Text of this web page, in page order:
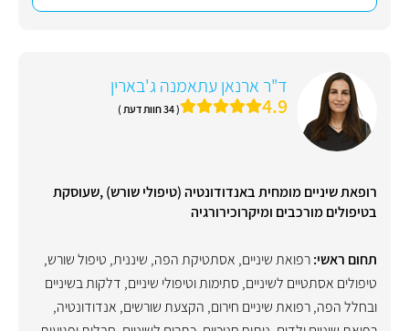
ד"ר ארנאן עתאמנה ג'בארין
4.9 ( 34 חוות דעת )
רופאת שיניים מומחית באנדודונטיה (טיפולי שורש) ,שעוסקת
בטיפולים מורכבים ומיקרוכירורגיה
תחום ראשי:רפואת שיניים, אסתטיקת הפה, שיננית, טיפול שורש,
טיפולים אסתטיים לשיניים, סתימות וטיפולי שיניים, דלקות בשיניים
ובחלל הפה,רפואת שיניים חירום, הקצעת שורשים, אנדודונטיה,